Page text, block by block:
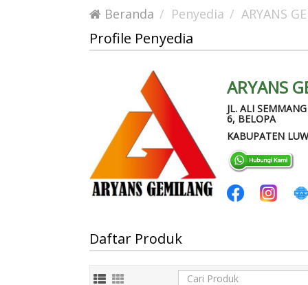
Beranda Penyedia ARYANS
Profile Penyedia
ARYANS
JL. ALI
6, BELOPA
KABUPATEN
Daftar Produk